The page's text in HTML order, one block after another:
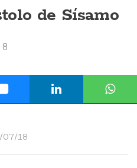
de Sísamo
07/18